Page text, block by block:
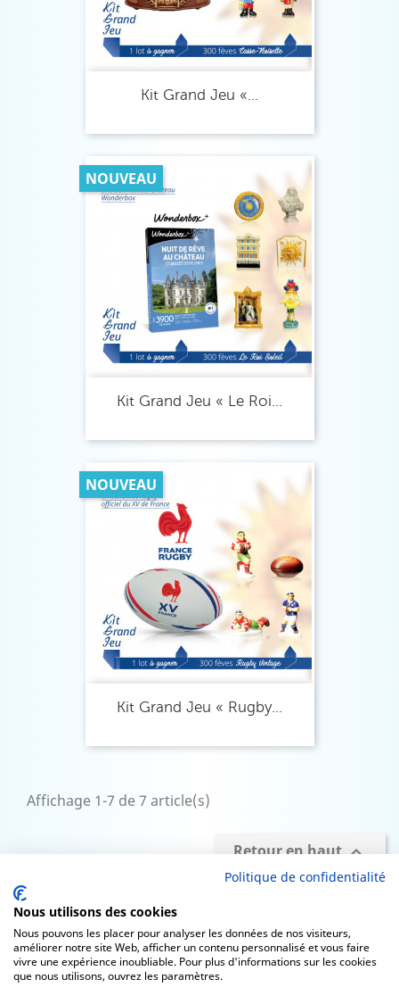
Kit Grand Jeu «...
Kit Grand Jeu « Le Roi...
NOUVEAU
Kit Grand Jeu « Rugby...
NOUVEAU
Affichage 1-7 de 7 article(s)
Retour en haut 
PRODUITS 
Politique de confidentialité
Nous utilisons des cookies
Nous pouvons les placer pour analyser les données de nos visiteurs,
améliorer notre site Web, afficher un contenu personnalisé et vous faire
vivre une expérience inoubliable. Pour plus d'informations sur les cookies
que nous utilisons, ouvrez les paramètres.